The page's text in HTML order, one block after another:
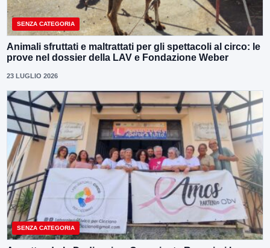
SENZA CATEGORIA
Animali sfruttati e maltrattati per gli spettacoli al circo: le
prove nel dossier della LAV e Fondazione Weber
23 LUGLIO 2026
SENZA CATEGORIA